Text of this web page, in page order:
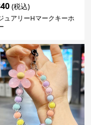
(税込)
ュアリーHマークキーホ